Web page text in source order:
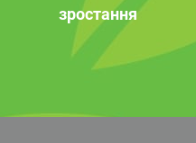
зростання